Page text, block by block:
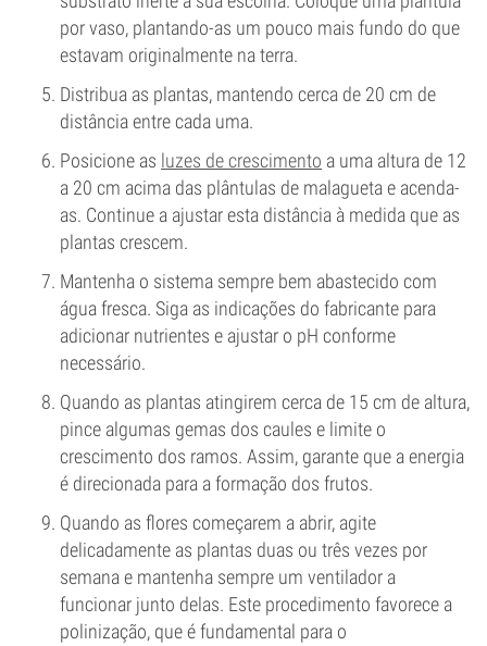
por vaso, plantando-as um pouco mais fundo do que
estavam originalmente na terra.
Distribua as plantas, mantendo cerca de 20 cm de
distância entre cada uma.
Posicione as luzes de crescimento a uma altura de 12
a 20 cm acima das plântulas de malagueta e acenda-
as. Continue a ajustar esta distância à medida que as
plantas crescem.
Mantenha o sistema sempre bem abastecido com
água fresca. Siga as indicações do fabricante para
adicionar nutrientes e ajustar o pH conforme
necessário.
Quando as plantas atingirem cerca de 15 cm de altura,
pince algumas gemas dos caules e limite o
crescimento dos ramos. Assim, garante que a energia
é direcionada para a formação dos frutos.
Quando as flores começarem a abrir, agite
delicadamente as plantas duas ou três vezes por
semana e mantenha sempre um ventilador a
funcionar junto delas. Este procedimento favorece a
polinização, que é fundamental para o